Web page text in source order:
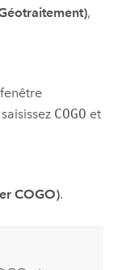
,
COGO et
COGO).